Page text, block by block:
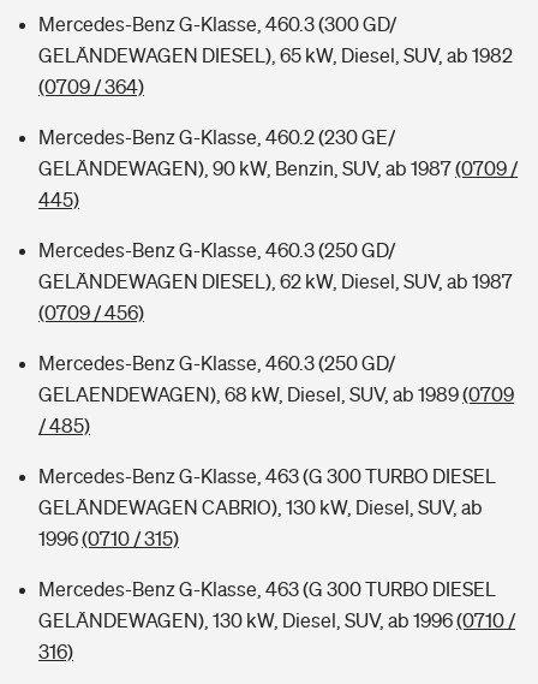
Mercedes-Benz G-Klasse, 460.3 (300 GD/
GELÄNDEWAGEN DIESEL), 65 kW, Diesel, SUV, ab 1982
(0709 / 364)
Mercedes-Benz G-Klasse, 460.2 (230 GE/
GELÄNDEWAGEN), 90 kW, Benzin, SUV, ab 1987(0709 /
445)
Mercedes-Benz G-Klasse, 460.3 (250 GD/
GELÄNDEWAGEN DIESEL), 62 kW, Diesel, SUV, ab 1987
(0709 / 456)
Mercedes-Benz G-Klasse, 460.3 (250 GD/
GELAENDEWAGEN), 68 kW, Diesel, SUV, ab 1989(0709
/ 485)
Mercedes-Benz G-Klasse, 463 (G 300 TURBO DIESEL
GELÄNDEWAGEN CABRIO), 130 kW, Diesel, SUV, ab
1996(0710 / 315)
Mercedes-Benz G-Klasse, 463 (G 300 TURBO DIESEL
GELÄNDEWAGEN), 130 kW, Diesel, SUV, ab 1996(0710 /
316)